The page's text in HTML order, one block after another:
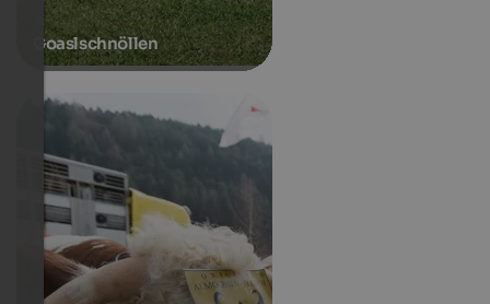
Goaslschnöllen